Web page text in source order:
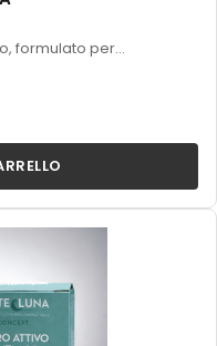
formulato per...